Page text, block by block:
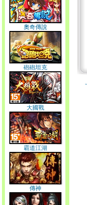
奧奇傳說
砲砲坦克
大國戰
霸道江湖
傳神